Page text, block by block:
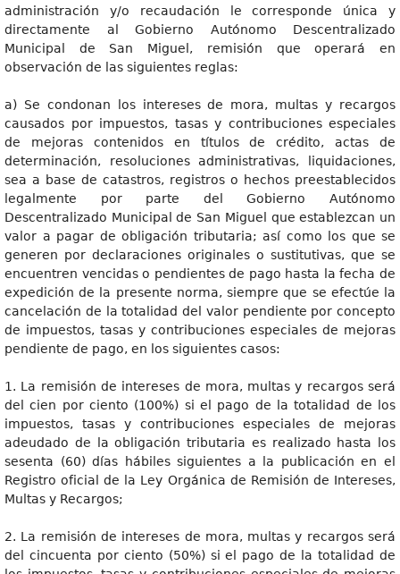
administración y/o recaudación le corresponde única y
directamente al Gobierno Autónomo Descentralizado
Municipal de San Miguel, remisión que operará en
observación de las siguientes reglas:
a) Se condonan los intereses de mora, multas y recargos
causados por impuestos, tasas y contribuciones especiales
de mejoras contenidos en títulos de crédito, actas de
determinación, resoluciones administrativas, liquidaciones,
sea a base de catastros, registros o hechos preestablecidos
legalmente por parte del Gobierno Autónomo
Descentralizado Municipal de San Miguel que establezcan un
valor a pagar de obligación tributaria; así como los que se
generen por declaraciones originales o sustitutivas, que se
encuentren vencidas o pendientes de pago hasta la fecha de
expedición de la presente norma, siempre que se efectúe la
cancelación de la totalidad del valor pendiente por concepto
de impuestos, tasas y contribuciones especiales de mejoras
pendiente de pago, en los siguientes casos:
1. La remisión de intereses de mora, multas y recargos será
del cien por ciento (100%) si el pago de la totalidad de los
impuestos, tasas y contribuciones especiales de mejoras
adeudado de la obligación tributaria es realizado hasta los
sesenta (60) días hábiles siguientes a la publicación en el
Registro oficial de la Ley Orgánica de Remisión de Intereses,
Multas y Recargos;
2. La remisión de intereses de mora, multas y recargos será
del cincuenta por ciento (50%) si el pago de la totalidad de